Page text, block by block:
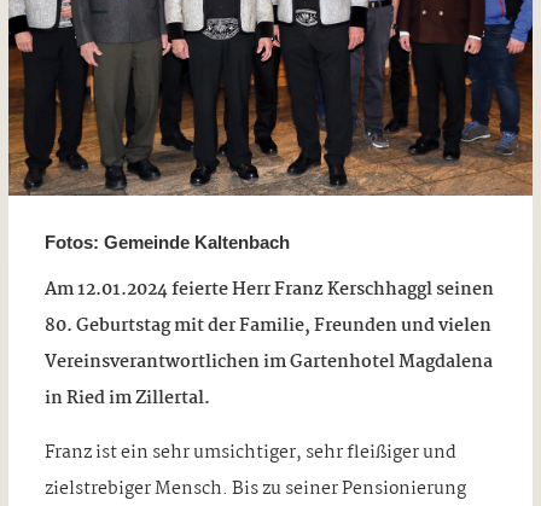
Fotos: Gemeinde Kaltenbach
Am 12.01.2024 feierte Herr Franz Kerschhaggl seinen
80. Geburtstag mit der Familie, Freunden und vielen
Vereinsverantwortlichen im Gartenhotel Magdalena
in Ried im Zillertal.
Franz ist ein sehr umsichtiger, sehr fleißiger und
zielstrebiger Mensch. Bis zu seiner Pensionierung